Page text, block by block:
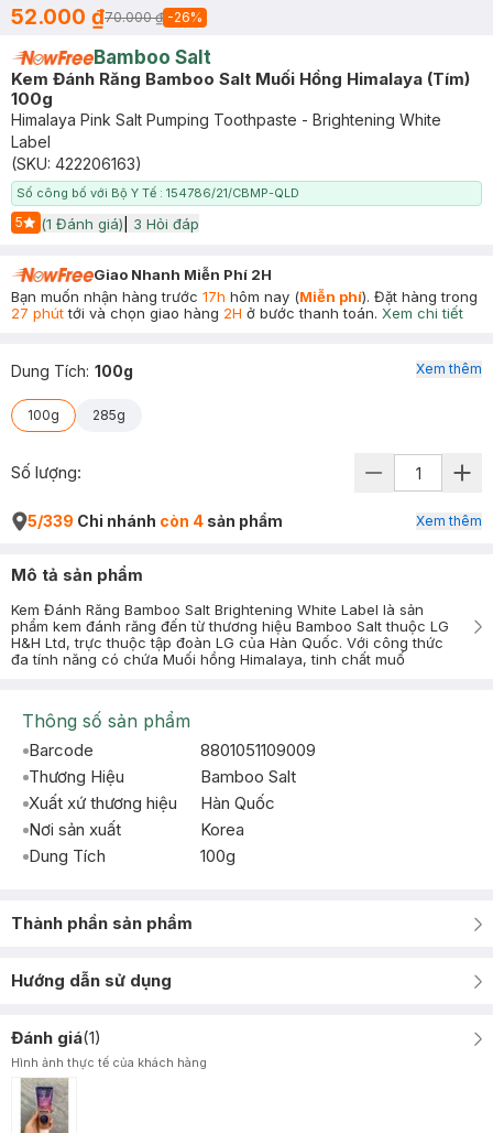
52.000 ₫70.000 ₫ -26%
Bamboo Salt
Kem Đánh Răng Bamboo Salt Muối Hồng Himalaya (Tím)
100g
Himalaya Pink Salt Pumping Toothpaste - Brightening White
Label
(SKU: 422206163)
Số công bố với Bộ Y Tế : 154786/21/CBMP-QLD
5
Start Icon
(1 Đánh giá) 3 Hỏi đáp
Giao Nhanh Miễn Phí 2H
Bạn muốn nhận hàng trước 17h hôm nay (Miễn phí). Đặt hàng trong
27 phúttới và chọn giao hàng 2H ở bước thanh toán. Xem chi tiết
Dung Tích: 100g
100g 285g
Xem thêm
Số lượng:
5/339 Chi nhánh còn 4 sản phẩm Xem thêm
Mô tả sản phẩm
Kem Đánh Răng Bamboo Salt Brightening White Label là sản
phẩm kem đánh răng đến từ thương hiệu Bamboo Salt thuộc LG
H&H Ltd, trực thuộc tập đoàn LG của Hàn Quốc. Với công thức
đa tính năng có chứa Muối hồng Himalaya, tinh chất muố
Thông số sản phẩm
Barcode
8801051109009
Thương Hiệu
Bamboo Salt
Xuất xứ thương hiệu
Hàn Quốc
Nơi sản xuất
Korea
Dung Tích
100g
Thành phần sản phẩm
Hướng dẫn sử dụng
Đánh giá(1)
Hình ảnh thực tế của khách hàng